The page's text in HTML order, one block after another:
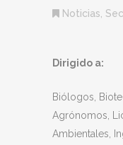
Noticias
Dirigido a:
Biólogos,
Agrónomos,
Ambientales,